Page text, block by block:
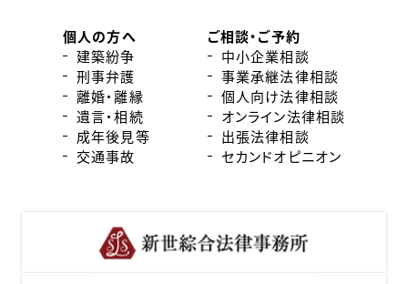
個人の方へ
建築紛争
刑事弁護
離婚・離縁
遺言・相続
成年後見等
交通事故
ご相談・ご予約
中小企業相談
事業承継法律相談
個人向け法律相談
オンライン法律相談
出張法律相談
セカンドオピニオン